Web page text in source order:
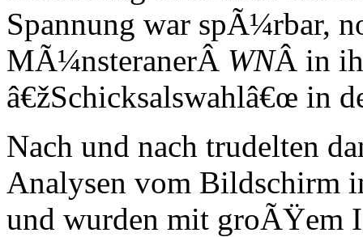
Spannung war spÃ¼rbar,
MÃ¼nsteranerÂ WNÂ in
â€žSchicksalswahlâ€œ in
Nach und nach trudelten
Analysen vom Bildschirm
und wurden mit groÃŸem